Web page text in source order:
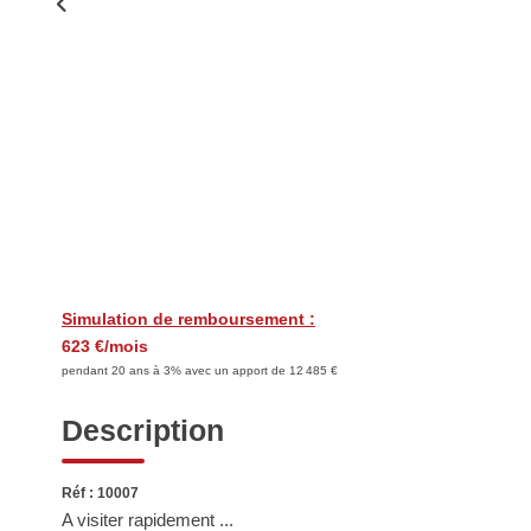
Simulation de remboursement :
623 €/mois
pendant 20 ans à 3% avec un apport de 12 485 €
Description
Réf : 10007
A visiter rapidement ...